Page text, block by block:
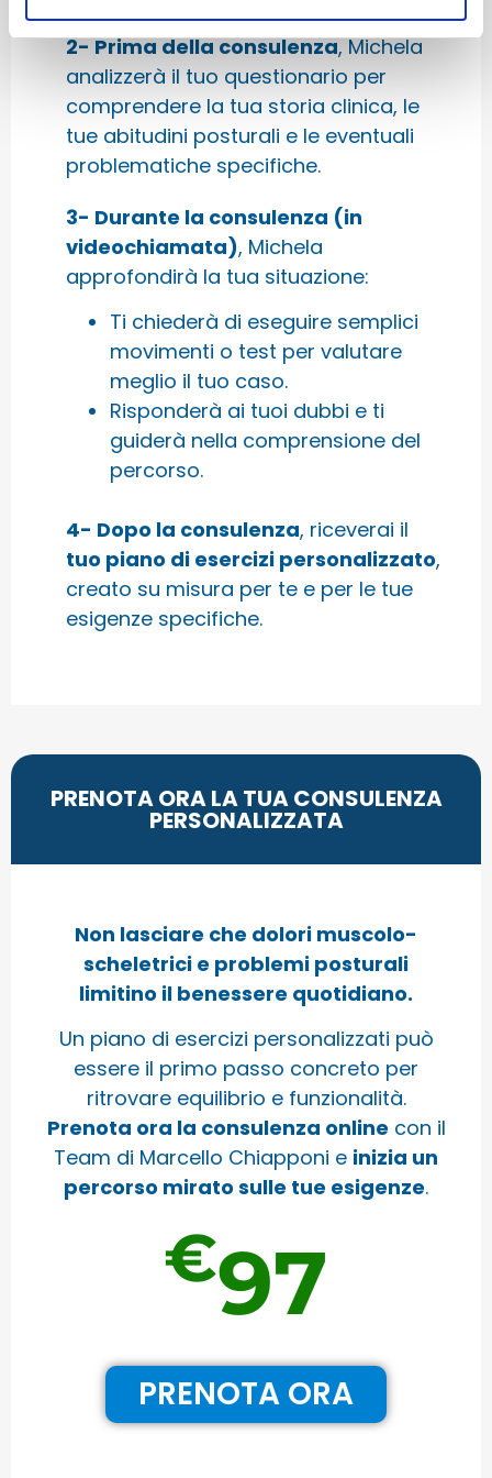
2- Prima della consulenza, Michela
analizzerà il tuo questionario per
comprendere la tua storia clinica, le
tue abitudini posturali e le eventuali
problematiche specifiche.
3- Durante la consulenza (in
videochiamata), Michela
approfondirà la tua situazione:
Ti chiederà di eseguire semplici
movimenti o test per valutare
meglio il tuo caso.
Risponderà ai tuoi dubbi e ti
guiderà nella comprensione del
percorso.
4- Dopo la consulenza, riceverai il
tuo piano di esercizi personalizzato,
creato su misura per te e per le tue
esigenze specifiche.
PRENOTA ORA LA TUA CONSULENZA
PERSONALIZZATA
Non lasciare che dolori muscolo-
scheletrici e problemi posturali
limitino il benessere quotidiano.
Un piano di esercizi personalizzati può
essere il primo passo concreto per
ritrovare equilibrio e funzionalità.
Prenota ora la consulenza online con il
Team di Marcello Chiapponi e inizia un
percorso mirato sulle tue esigenze.
€97
PRENOTA ORA